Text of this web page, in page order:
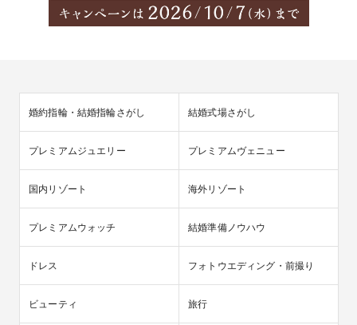
婚約指輪・結婚指輪さがし 結婚式場さがし
プレミアムジュエリー プレミアムヴェニュー
国内リゾート 海外リゾート
プレミアムウォッチ 結婚準備ノウハウ
ドレス フォトウエディング・前撮り
ビューティ 旅行